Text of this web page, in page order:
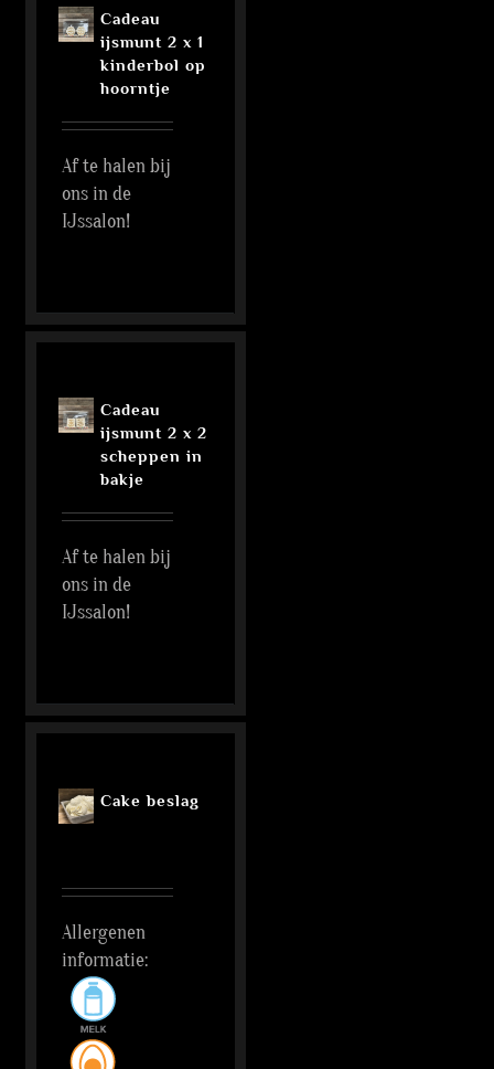
Cadeau
ijsmunt 2 x 1
kinderbol op
hoorntje
Af te halen bij
ons in de
IJssalon!
Cadeau
ijsmunt 2 x 2
scheppen in
bakje
Af te halen bij
ons in de
IJssalon!
Cake beslag
Allergenen
informatie: